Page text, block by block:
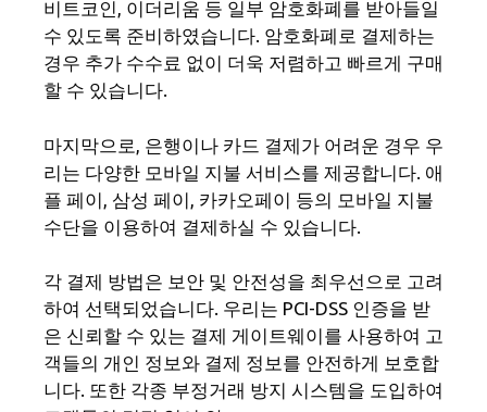
비트코인, 이더리움 등 일부 암호화폐를 받아들일
수 있도록 준비하였습니다. 암호화폐로 결제하는
경우 추가 수수료 없이 더욱 저렴하고 빠르게 구매
할 수 있습니다.
마지막으로, 은행이나 카드 결제가 어려운 경우 우
리는 다양한 모바일 지불 서비스를 제공합니다. 애
플 페이, 삼성 페이, 카카오페이 등의 모바일 지불
수단을 이용하여 결제하실 수 있습니다.
각 결제 방법은 보안 및 안전성을 최우선으로 고려
하여 선택되었습니다. 우리는 PCI-DSS 인증을 받
은 신뢰할 수 있는 결제 게이트웨이를 사용하여 고
객들의 개인 정보와 결제 정보를 안전하게 보호합
니다. 또한 각종 부정거래 방지 시스템을 도입하여